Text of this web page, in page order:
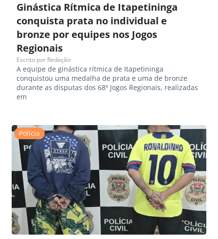
Ginástica Rítmica de Itapetininga
conquista prata no individual e
bronze por equipes nos Jogos
Regionais
Escrito por Redação
A equipe de ginástica rítmica de Itapetininga
conquistou uma medalha de prata e uma de bronze
durante as disputas dos 68º Jogos Regionais, realizadas
em
Polícia